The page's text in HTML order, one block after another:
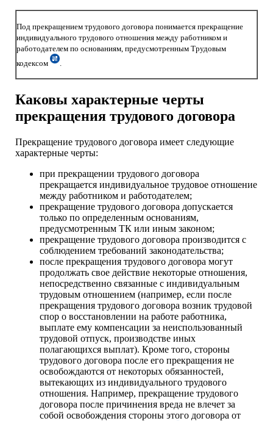
Под прекращением трудового договора понимается прекращение
индивидуального трудового отношения между работником и
работодателем по основаниям, предусмотренным Трудовым
кодексом
Каковы характерные черты
прекращения трудового договора
Прекращение трудового договора имеет следующие
характерные черты:
при прекращении трудового договора
прекращается индивидуальное трудовое отношение
между работником и работодателем;
прекращение трудового договора допускается
только по определенным основаниям,
предусмотренным ТК или иным законом;
прекращение трудового договора производится с
соблюдением требований законодательства;
после прекращения трудового договора могут
продолжать свое действие некоторые отношения,
непосредственно связанные с индивидуальным
трудовым отношением (например, если после
прекращения трудового договора возник трудовой
спор о восстановлении на работе работника,
выплате ему компенсации за неиспользованный
трудовой отпуск, производстве иных
полагающихся выплат). Кроме того, стороны
трудового договора после его прекращения не
освобождаются от некоторых обязанностей,
вытекающих из индивидуального трудового
отношения. Например, прекращение трудового
договора после причинения вреда не влечет за
собой освобождения стороны этого договора от